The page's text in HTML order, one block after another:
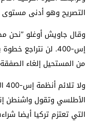
التصريح وهو أدنى
وقال جاويش أوغلو ”نحن
إس-400. لن نتراجع
من المستحيل إلغاء
التي تعتزم تركيا أيضا